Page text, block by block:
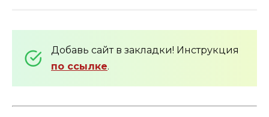
Добавь сайт в закладки! Инструкция
по ссылке.